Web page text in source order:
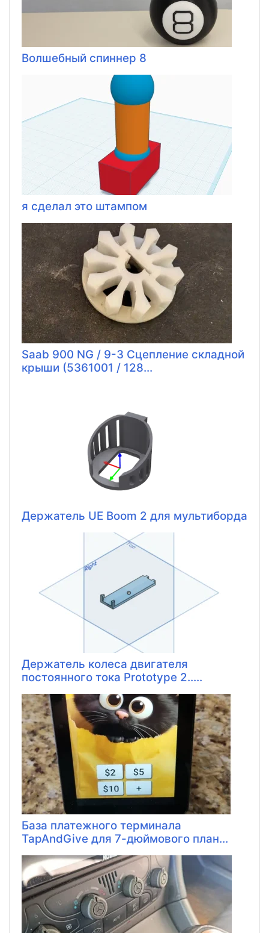
Волшебный спиннер 8
я сделал это штампом
Saab 900 NG / 9-3 Сцепление складной
крыши (5361001 / 128...
Держатель UE Boom 2 для мультиборда
Держатель колеса двигателя
постоянного тока Prototype 2.....
База платежного терминала
TapAndGive для 7-дюймового план...